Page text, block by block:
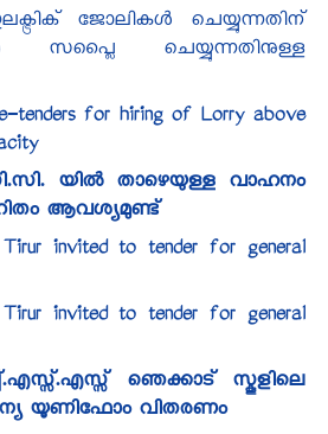
ജോലികൾ ചെയ്യുന്നതിന്
സപ്ലൈ ചെയ്യുന്നതിനുള്ള
tenders for hiring of Lorry above
സി.സി. യിൽ താഴെയുള്ള വാഹനം
ആവശ്യമുണ്ട്
invited to tender for general
invited to tender for general
​ഞെക്കാട് സ്കൂളിലെ
യൂണിഫോം വിതരണം